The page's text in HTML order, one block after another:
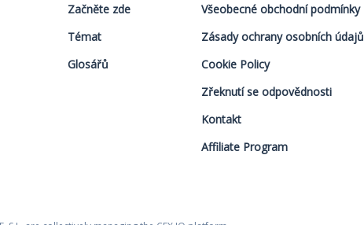
Začněte zde
Témat
Glosářů
Všeobecné obchodní podmínky
Zásady ochrany osobních údajů
Cookie Policy
Zřeknutí se odpovědnosti
Kontakt
Affiliate Program